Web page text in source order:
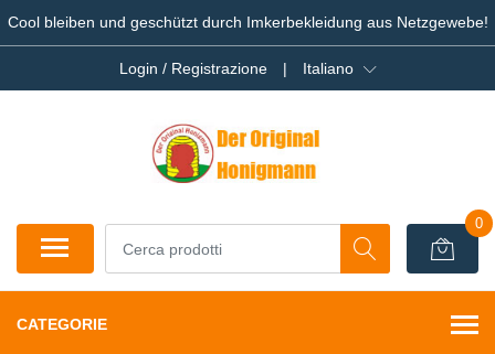
Cool bleiben und geschützt durch Imkerbekleidung aus Netzgewebe!
Login / Registrazione | Italiano
0
CATEGORIE